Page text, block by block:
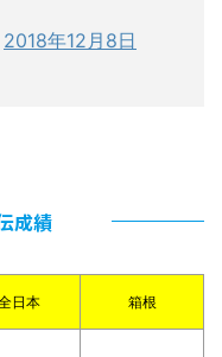
2018年12月8日
成績
日本 箱根